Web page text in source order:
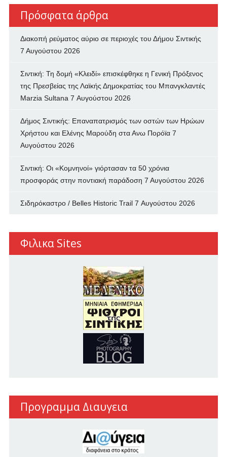
Πρόσφατα άρθρα
Διακοπή ρεύματος αύριο σε περιοχές του Δήμου Σιντικής
7 Αυγούστου 2026
Σιντική: Τη δομή «Κλειδί» επισκέφθηκε η Γενική Πρόξενος
της Πρεσβείας της Λαϊκής Δημοκρατίας του Μπανγκλαντές
Marzia Sultana 7 Αυγούστου 2026
Δήμος Σιντικής: Επαναπατρισμός των oστών των Ηρώων
Χρήστου και Ελένης Μαρούδη στα Ανω Πορόϊα 7
Αυγούστου 2026
Σιντική: Οι «Κομνηνοί» γιόρτασαν τα 50 χρόνια
προσφοράς στην ποντιακή παράδοση 7 Αυγούστου 2026
Σιδηρόκαστρο / Belles Historic Trail 7 Αυγούστου 2026
Φιλικα Sites
Προγραμμα Διαυγεια